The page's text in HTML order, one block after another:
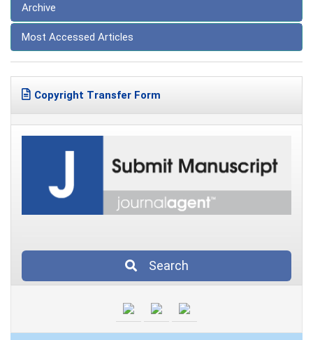
Archive
Most Accessed Articles
Copyright Transfer Form
Search